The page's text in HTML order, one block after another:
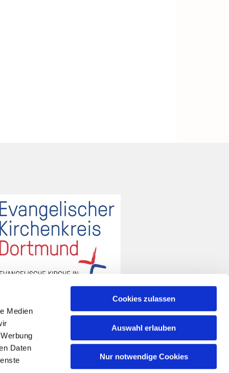
Medien
Daten
Cookies zulassen
Auswahl erlauben
Nur notwendige Cookies